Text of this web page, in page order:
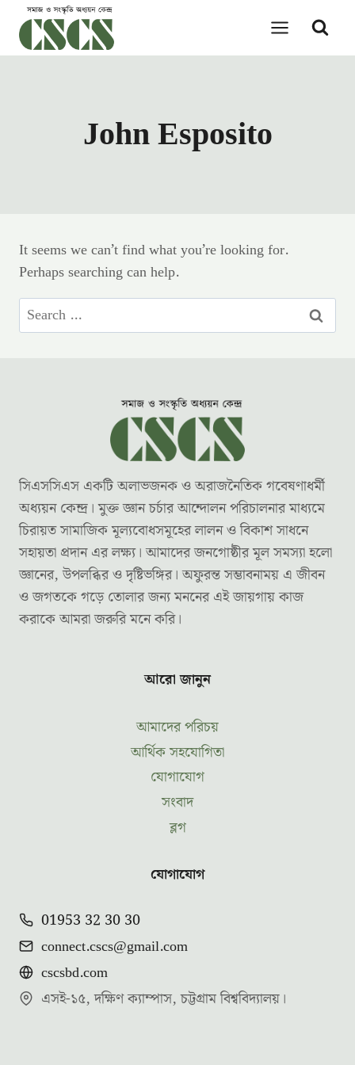
content
John Esposito
It seems we can’t find what you’re looking for.
Perhaps searching can help.
Search
for:
সিএসসিএস একটি অলাভজনক ও অরাজনৈতিক গবেষণাধর্মী
অধ্যয়ন কেন্দ্র। মুক্ত জ্ঞান চর্চার আন্দোলন পরিচালনার মাধ্যমে
চিরায়ত সামাজিক মূল্যবোধসমূহের লালন ও বিকাশ সাধনে
সহায়তা প্রদান এর লক্ষ্য। আমাদের জনগোষ্ঠীর মূল সমস্যা হলো
জ্ঞানের, উপলব্ধির ও দৃষ্টিভঙ্গির। অফুরন্ত সম্ভাবনাময় এ জীবন
ও জগতকে গড়ে তোলার জন্য মননের এই জায়গায় কাজ
করাকে আমরা জরুরি মনে করি।
আরো জানুন
আমাদের পরিচয়
আর্থিক সহযোগিতা
যোগাযোগ
সংবাদ
ব্লগ
যোগাযোগ
01953 32 30 30
connect.cscs@gmail.com
cscsbd.com
এসই-১৫, দক্ষিণ ক্যাম্পাস, চট্টগ্রাম বিশ্ববিদ্যালয়।